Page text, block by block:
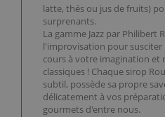
latte, thés ou jus de fruits)
surprenants.
La gamme Jazz par Philibert
l'improvisation pour susciter
cours à votre imagination et
classiques ! Chaque sirop
subtil, possède sa propre
délicatement à vos
gourmets d'entre nous.